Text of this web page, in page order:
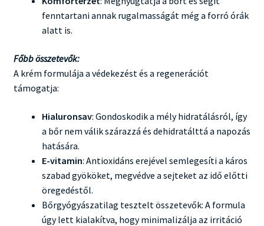
fenntartani annak rugalmasságát még a forró órák
alatt is.
Főbb összetevők:
A krém formulája a védekezést és a regenerációt
támogatja:
Hialuronsav: Gondoskodik a mély hidratálásról, így
a bőr nem válik szárazzá és dehidratálttá a napozás
hatására.
E-vitamin: Antioxidáns erejével semlegesíti a káros
szabad gyököket, megvédve a sejteket az idő előtti
öregedéstől.
Bőrgyógyászatilag tesztelt összetevők: A formula
úgy lett kialakítva, hogy minimalizálja az irritáció